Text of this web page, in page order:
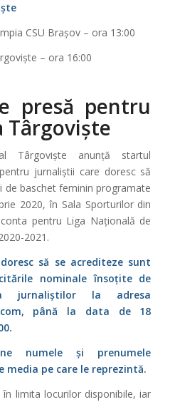
CSU Brașov – ora 13:00
– ora 16:00
presă pentru
Târgoviște
Târgoviște anunță startul
jurnaliștii care doresc să
de baschet feminin programate
2020, în Sala Sporturilor din
pentru Liga Națională de
2021.
să se acrediteze sunt
nominale însoțite de
la adresa
până la data de 18
numele și prenumele
pe care le reprezintă.
limita locurilor disponibile, iar